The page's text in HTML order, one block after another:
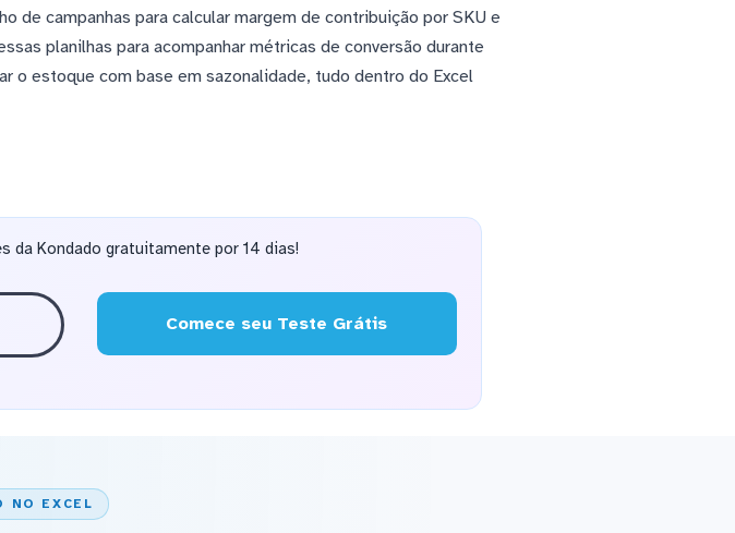
de campanhas para calcular margem de contribuição por SKU e
planilhas para acompanhar métricas de conversão durante
o estoque com base em sazonalidade, tudo dentro do Excel
da Kondado gratuitamente por 14 dias!
Comece seu Teste Grátis
NO EXCEL